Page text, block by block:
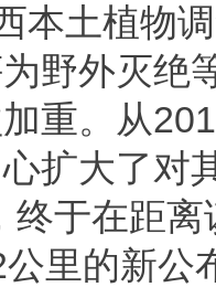
本土植物
野外灭绝
重。从
扩大了对
终于在距
里的新公